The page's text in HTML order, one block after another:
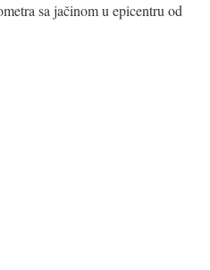
sa jačinom u epicentru od